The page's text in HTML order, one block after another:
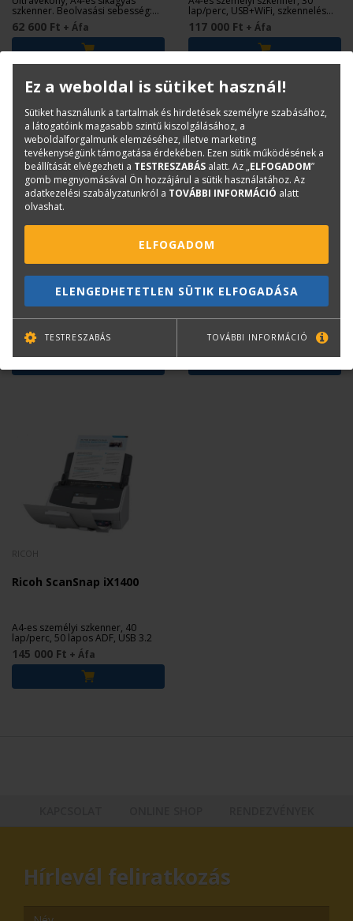
szkenner. Beolvasási sebesség:
1.5 mp / A4
62 600 Ft + Áfa
lap/perc, USB+WiFi, szkennelés
mobilra
117 000 Ft + Áfa
Ricoh ScanSnap iX2500
dokumentumszkenner
(PA03860-B001)
235 680 Ft+ Áfa
RICOH
Ricoh ScanSnap iX2400
dokumentumszkenner
143 300 Ft + Áfa
Ricoh ScanSnap iX1400
A4-es személyi szkenner, 40
lap/perc, 50 lapos ADF, USB 3.2
145 000 Ft + Áfa
Hírlevél feliratkozás
Ez a weboldal is sütiket használ!
Sütiket használunk a tartalmak és hirdetések személyre szabásához,
a látogatóink magasabb szintű kiszolgálásához, a
weboldalforgalmunk elemzéséhez, illetve marketing
tevékenységünk támogatása érdekében. Ezen sütik működésének a
beállítását elvégezheti a TESTRESZABÁS alatt. Az „ELFOGADOM”
gomb megnyomásával Ön hozzájárul a sütik használatához. Az
adatkezelési szabályzatunkról a TOVÁBBI INFORMÁCIÓ alatt
olvashat.
ELFOGADOM
ELENGEDHETETLEN SÜTIK ELFOGADÁSA
TESTRESZABÁS TOVÁBBI INFORMÁCIÓ